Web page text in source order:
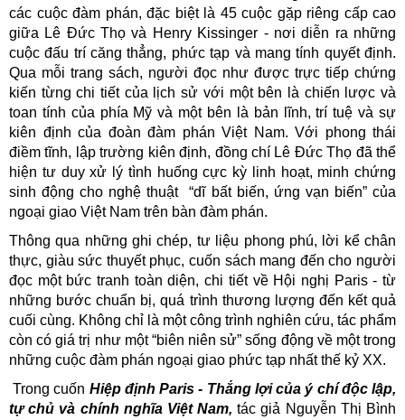
các cuộc đàm phán, đặc biệt là 45 cuộc gặp riêng cấp cao
giữa Lê Đức Thọ và Henry Kissinger - nơi diễn ra những
cuộc đấu trí căng thẳng, phức tạp và mang tính quyết định.
Qua mỗi trang sách, người đọc như được trực tiếp chứng
kiến từng chi tiết của lịch sử với một bên là chiến lược và
toan tính của phía Mỹ và một bên là bản lĩnh, trí tuệ và sự
kiên định của đoàn đàm phán Việt Nam. Với phong thái
điềm tĩnh, lập trường kiên định, đồng chí Lê Đức Thọ đã thể
hiện tư duy xử lý tình huống cực kỳ linh hoạt, minh chứng
sinh động cho nghệ thuật “dĩ bất biến, ứng vạn biến” của
ngoại giao Việt Nam trên bàn đàm phán.
Thông qua những ghi chép, tư liệu phong phú, lời kể chân
thực, giàu sức thuyết phục, cuốn sách mang đến cho người
đọc một bức tranh toàn diện, chi tiết về Hội nghị Paris - từ
những bước chuẩn bị, quá trình thương lượng đến kết quả
cuối cùng. Không chỉ là một công trình nghiên cứu, tác phẩm
còn có giá trị như một “biên niên sử” sống động về một trong
những cuộc đàm phán ngoại giao phức tạp nhất thế kỷ XX.
Trong cuốn Hiệp định Paris - Thắng lợi của ý chí độc lập,
tự chủ và chính nghĩa Việt Nam, tác giả Nguyễn Thị Bình